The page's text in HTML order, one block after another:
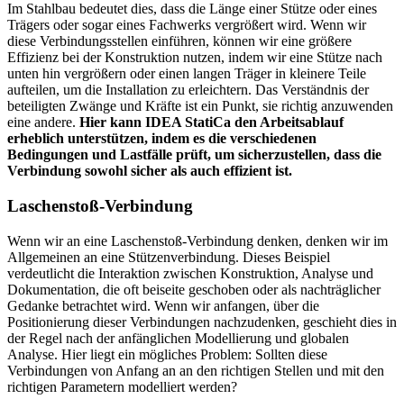
Im Stahlbau bedeutet dies, dass die Länge einer Stütze oder eines
Trägers oder sogar eines Fachwerks vergrößert wird. Wenn wir
diese Verbindungsstellen einführen, können wir eine größere
Effizienz bei der Konstruktion nutzen, indem wir eine Stütze nach
unten hin vergrößern oder einen langen Träger in kleinere Teile
aufteilen, um die Installation zu erleichtern. Das Verständnis der
beteiligten Zwänge und Kräfte ist ein Punkt, sie richtig anzuwenden
eine andere. Hier kann IDEA StatiCa den Arbeitsablauf
erheblich unterstützen, indem es die verschiedenen
Bedingungen und Lastfälle prüft, um sicherzustellen, dass die
Verbindung sowohl sicher als auch effizient ist.
Laschenstoß-Verbindung
Wenn wir an eine Laschenstoß-Verbindung denken, denken wir im
Allgemeinen an eine Stützenverbindung. Dieses Beispiel
verdeutlicht die Interaktion zwischen Konstruktion, Analyse und
Dokumentation, die oft beiseite geschoben oder als nachträglicher
Gedanke betrachtet wird. Wenn wir anfangen, über die
Positionierung dieser Verbindungen nachzudenken, geschieht dies in
der Regel nach der anfänglichen Modellierung und globalen
Analyse. Hier liegt ein mögliches Problem: Sollten diese
Verbindungen von Anfang an an den richtigen Stellen und mit den
richtigen Parametern modelliert werden?